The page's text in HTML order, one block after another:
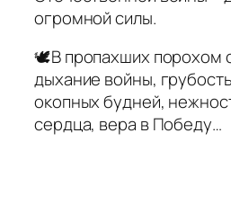
огромной силы.
🕊В пропахших порохом
дыхание войны,
окопных будней,
сердца, вера в Победу…